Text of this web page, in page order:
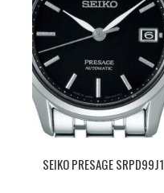
SEIKO PRESAGE SRPD99J1